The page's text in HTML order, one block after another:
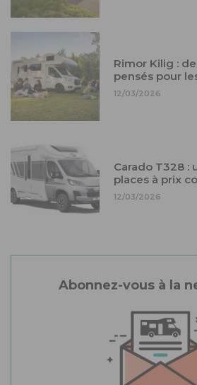
Rimor Kilig :
pensés pour
12/03/2026
Carado T328 :
places à prix
12/03/2026
Abonnez-vous à la